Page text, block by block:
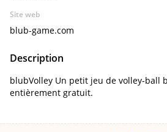
Site web
blub-game.com
Description
blubVolley Un petit jeu de volley-ball
entièrement gratuit.